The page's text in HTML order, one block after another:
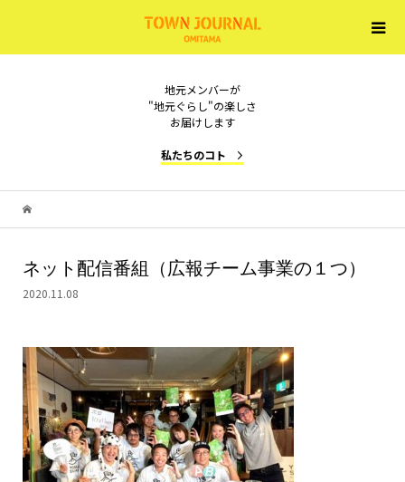
地元メンバーが
"地元ぐらし"の楽しさ
お届けします
私たちのコト
ネット配信番組（広報チーム事業の１つ）
2020.11.08